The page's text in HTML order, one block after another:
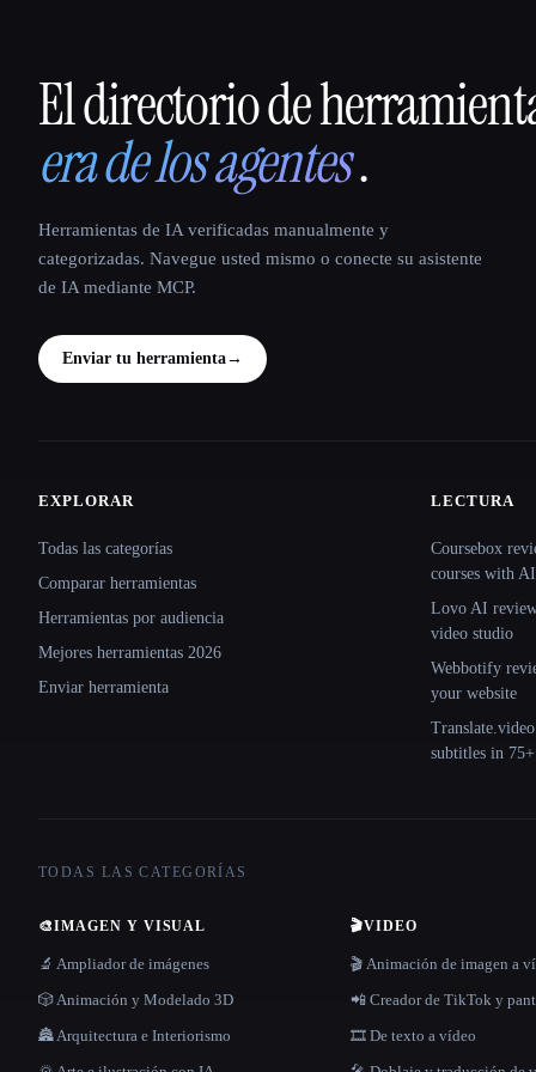
That AI Collection
El directorio de
era de los agentes.
Herramientas de IA verificadas manualmente y
categorizadas. Navegue usted mismo o conecte su asistente
de IA mediante MCP.
Enviar tu herramienta→
EXPLORAR
Todas las categorías
Comparar herramientas
Herramientas por audiencia
Mejores herramientas 2026
Enviar herramienta
LECTURA
Coursebox
courses with AI
Lovo AI
video studio
Webbotify
your website
subtitles in 75+
TODAS LAS CATEGORÍAS
🎨IMAGEN Y VISUAL
🔬 Ampliador de imágenes
🎲 Animación y Modelado 3D
🏯 Arquitectura e Interiorismo
🎬VIDEO
🎬 Animación de imagen a
📲 Creador de TikTok y
🎞️ De texto a vídeo